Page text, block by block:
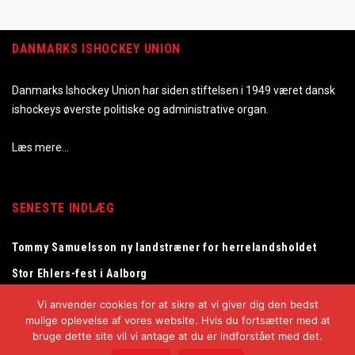
DANMARKS ISHOCKEY UNION
Danmarks Ishockey Union har siden stiftelsen i 1949 været dansk
ishockeys øverste politiske og administrative organ.
Læs mere…
SENESTE INDLÆG
Tommy Samuelsson ny landstræner for herrelandsholdet
Stor Ehlers-fest i Aalborg
Fantastisk Stanley Cup-fejring af Frederik Andersen i
Herning
Vi anvender cookies for at sikre at vi giver dig den bedst
mulige oplevelse af vores website. Hvis du fortsætter med at
bruge dette site vil vi antage at du er indforstået med det.